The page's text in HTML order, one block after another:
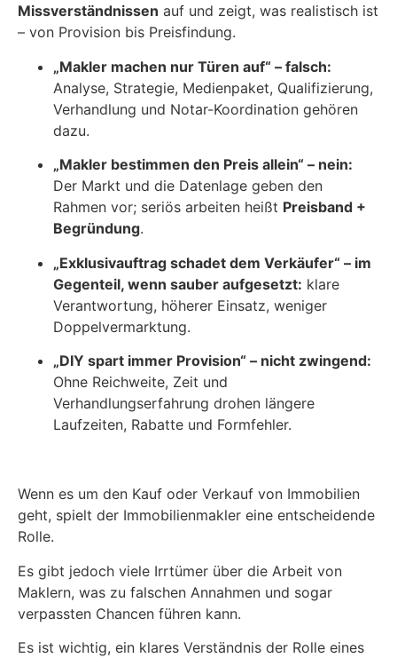
Missverständnissen auf und zeigt, was realistisch ist
– von Provision bis Preisfindung.
„Makler machen nur Türen auf“ – falsch:
Analyse, Strategie, Medienpaket, Qualifizierung,
Verhandlung und Notar-Koordination gehören
dazu.
„Makler bestimmen den Preis allein“ – nein:
Der Markt und die Datenlage geben den
Rahmen vor; seriös arbeiten heißt Preisband +
Begründung.
„Exklusivauftrag schadet dem Verkäufer“ – im
Gegenteil, wenn sauber aufgesetzt: klare
Verantwortung, höherer Einsatz, weniger
Doppelvermarktung.
„DIY spart immer Provision“ – nicht zwingend:
Ohne Reichweite, Zeit und
Verhandlungserfahrung drohen längere
Laufzeiten, Rabatte und Formfehler.
Wenn es um den Kauf oder Verkauf von Immobilien
geht, spielt der Immobilienmakler eine entscheidende
Rolle.
Es gibt jedoch viele Irrtümer über die Arbeit von
Maklern, was zu falschen Annahmen und sogar
verpassten Chancen führen kann.
Es ist wichtig, ein klares Verständnis der Rolle eines